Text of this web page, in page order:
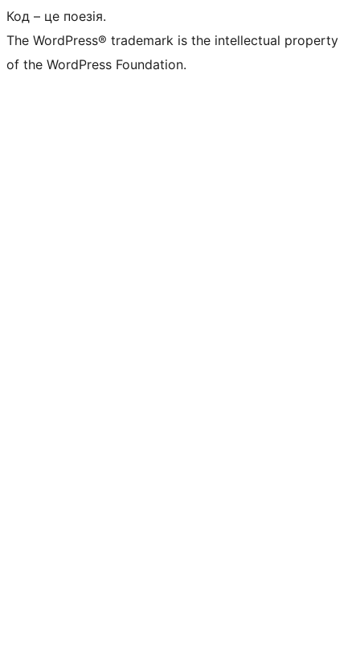
Код – це поезія.
The WordPress® trademark is the intellectual property
of the WordPress Foundation.